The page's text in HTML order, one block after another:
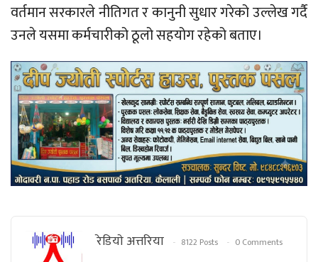
वर्तमान सरकारले नीतिगत र कानुनी सुधार गरेको उल्लेख गर्दै
उनले यसमा कर्मचारीको ठूलो सहयोग रहेको बताए।
रेडियाे अत्तरिया 8122 Posts 0 Comments